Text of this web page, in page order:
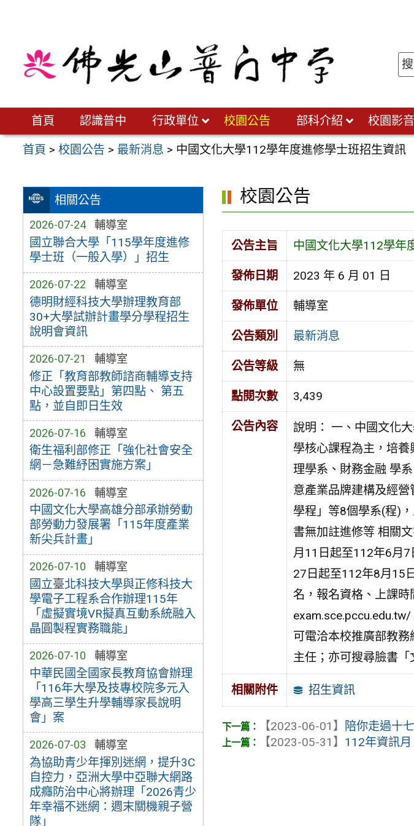
首頁 認識普中 行政單位 校園公告 部科介紹 校園影音
首頁 >校園公告 > 最新消息 > 中國文化大學112學年度進修學士班招生資訊
相關公告
2026-07-24 輔導室
國立聯合大學「115學年度進修
學士班（一般入學）」招生
2026-07-22 輔導室
德明財經科技大學辦理教育部
30+大學試辦計畫學分學程招生
說明會資訊
2026-07-21 輔導室
修正「教育部教師諮商輔導支持
中心設置要點」第四點、 第五
點，並自即日生效
2026-07-16 輔導室
衛生福利部修正「強化社會安全
網－急難紓困實施方案」
2026-07-16 輔導室
中國文化大學高雄分部承辦勞動
部勞動力發展署「115年度產業
新尖兵計畫」
2026-07-10 輔導室
國立臺北科技大學與正修科技大
學電子工程系合作辦理115年
「虛擬實境VR擬真互動系統融入
晶圓製程實務職能」
2026-07-10 輔導室
中華民國全國家長教育協會辦理
「116年大學及技專校院多元入
學高三學生升學輔導家長說明
會」案
2026-07-03 輔導室
為協助青少年揮別迷網，提升3C
自控力，亞洲大學中亞聯大網路
成癮防治中心將辦理「2026青少
年幸福不迷網：週末關機親子營
隊」
校園公告
公告主旨 中國文化大學112學年
發佈日期 2023 年 6 月 01 日
發佈單位 輔導室
公告類別 最新消息
公告等級 無
點閱次數 3,439
公告內容
說明： 一、中國文化
學核心課程為主，培
理學系、財務金融 學
意產業品牌建構及經
學程」等8個學系(程)
書無加註進修等 相關
月11日起至112年6月
27日起至112年8月15
名，報名資格、上課
可電洽本校推廣部教
主任；亦可搜尋臉書「
相關附件 招生資訊
【2023-06-01】
陪你走過十
【2023-05-31】 112年資訊